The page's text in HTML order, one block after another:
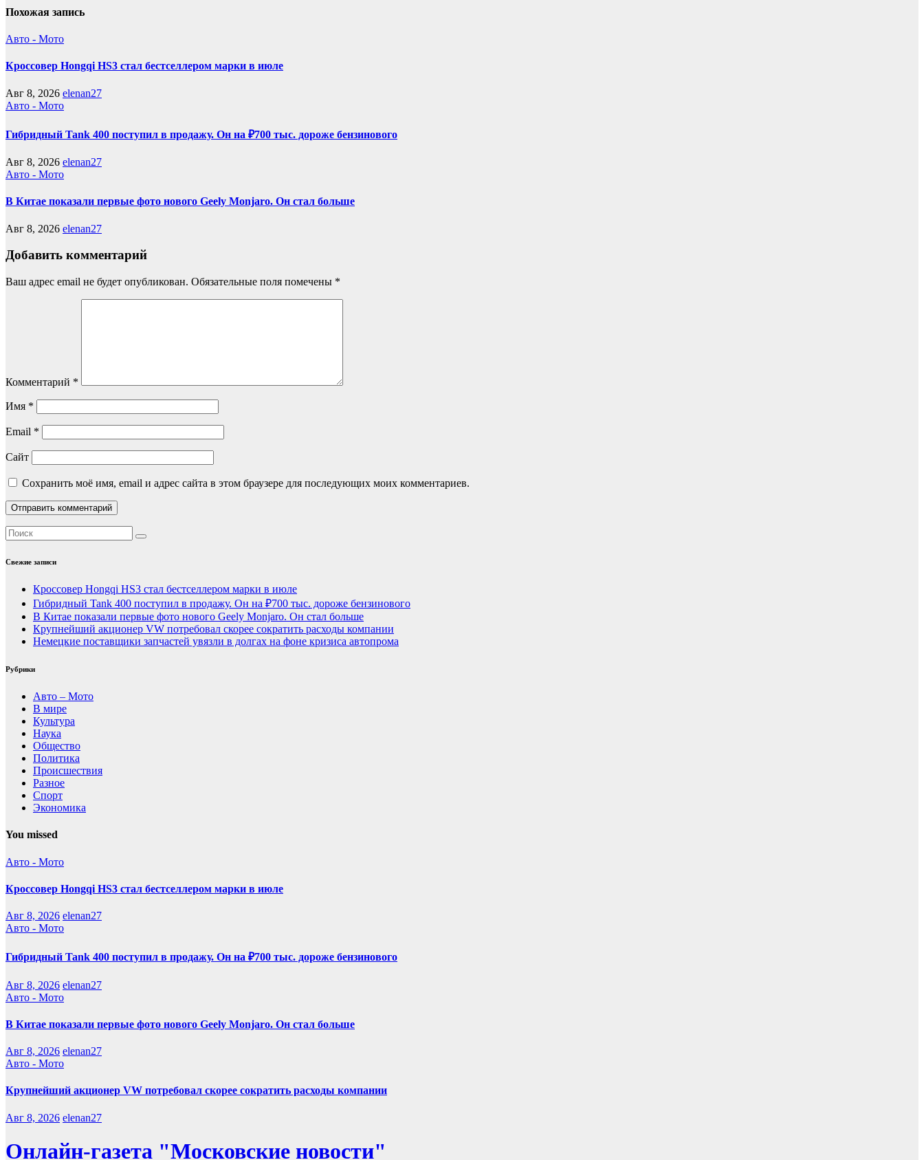
Похожая запись
Авто - Мото
Кроссовер Hongqi HS3 стал бестселлером марки в июле
Авг 8, 2026 elenan27
Авто - Мото
Гибридный Tank 400 поступил в продажу. Он на ₽700 тыс. дороже бензинового
Авг 8, 2026 elenan27
Авто - Мото
В Китае показали первые фото нового Geely Monjaro. Он стал больше
Авг 8, 2026 elenan27
Добавить комментарий
Ваш адрес email не будет опубликован. Обязательные поля помечены *
Комментарий *
Имя *
Email *
Сайт
Сохранить моё имя, email и адрес сайта в этом браузере для последующих моих комментариев.
Свежие записи
Кроссовер Hongqi HS3 стал бестселлером марки в июле
Гибридный Tank 400 поступил в продажу. Он на ₽700 тыс. дороже бензинового
В Китае показали первые фото нового Geely Monjaro. Он стал больше
Крупнейший акционер VW потребовал скорее сократить расходы компании
Немецкие поставщики запчастей увязли в долгах на фоне кризиса автопрома
Рубрики
Авто – Мото
В мире
Культура
Наука
Общество
Политика
Происшествия
Разное
Спорт
Экономика
You missed
Авто - Мото
Кроссовер Hongqi HS3 стал бестселлером марки в июле
Авг 8, 2026 elenan27
Авто - Мото
Гибридный Tank 400 поступил в продажу. Он на ₽700 тыс. дороже бензинового
Авг 8, 2026 elenan27
Авто - Мото
В Китае показали первые фото нового Geely Monjaro. Он стал больше
Авг 8, 2026 elenan27
Авто - Мото
Крупнейший акционер VW потребовал скорее сократить расходы компании
Авг 8, 2026 elenan27
Онлайн-газета "Московские новости"